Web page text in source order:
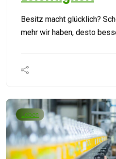
Besitz macht glücklich?
mehr wir haben, desto
Leben